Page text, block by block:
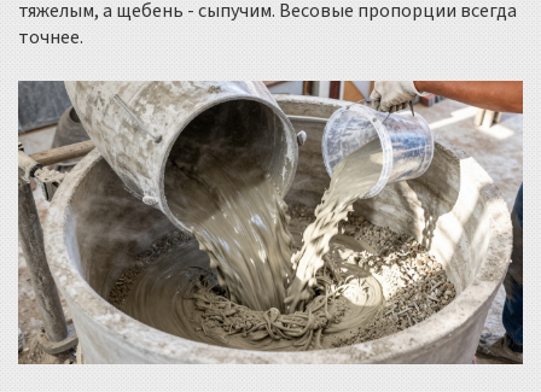
тяжелым, а щебень - сыпучим. Весовые пропорции всегда
точнее.